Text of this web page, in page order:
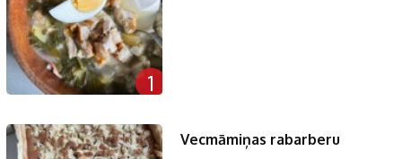
1
Vecmāmiņas rabarberu